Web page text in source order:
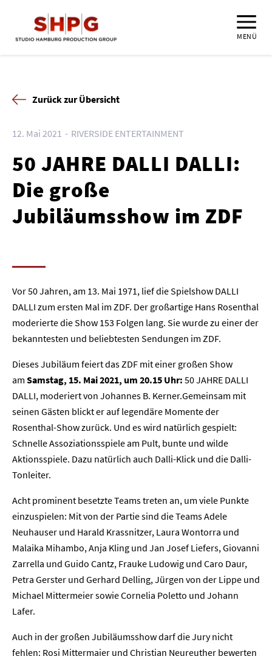
MENÜ
Zurück zur Übersicht
12. Mai 2021 RIVERSIDE ENTERTAINMENT
50 JAHRE DALLI DALLI:
Die große
Jubiläumsshow im ZDF
Vor 50 Jahren, am 13. Mai 1971, lief die Spielshow DALLI
DALLI zum ersten Mal im ZDF. Der großartige Hans Rosenthal
moderierte die Show 153 Folgen lang. Sie wurde zu einer der
bekanntesten und beliebtesten Sendungen im ZDF.
Dieses Jubiläum feiert das ZDF mit einer großen Show
am Samstag, 15. Mai 2021, um 20.15 Uhr: 50 JAHRE DALLI
DALLI, moderiert von Johannes B. Kerner.Gemeinsam mit
seinen Gästen blickt er auf legendäre Momente der
Rosenthal-Show zurück. Und es wird natürlich gespielt:
Schnelle Assoziationsspiele am Pult, bunte und wilde
Aktionsspiele. Dazu natürlich auch Dalli-Klick und die Dalli-
Tonleiter.
Acht prominent besetzte Teams treten an, um viele Punkte
einzuspielen: Mit von der Partie sind die Teams Adele
Neuhauser und Harald Krassnitzer, Laura Wontorra und
Malaika Mihambo, Anja Kling und Jan Josef Liefers, Giovanni
Zarrella und Guido Cantz, Frauke Ludowig und Caro Daur,
Petra Gerster und Gerhard Delling, Jürgen von der Lippe und
Michael Mittermeier sowie Cornelia Poletto und Johann
Lafer.
Auch in der großen Jubiläumsshow darf die Jury nicht
fehlen: Rosi Mittermaier und Christian Neureuther bewerten